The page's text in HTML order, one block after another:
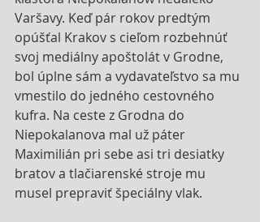
Varšavy. Keď pár rokov predtým
opúšťal Krakov s cieľom rozbehnúť
svoj mediálny apoštolát v Grodne,
bol úplne sám a vydavateľstvo sa mu
vmestilo do jedného cestovného
kufra. Na ceste z Grodna do
Niepokalanova mal už páter
Maximilián pri sebe asi tri desiatky
bratov a tlačiarenské stroje mu
musel prepraviť špeciálny vlak.